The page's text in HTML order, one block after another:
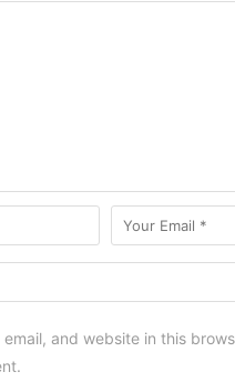
email, and website in this